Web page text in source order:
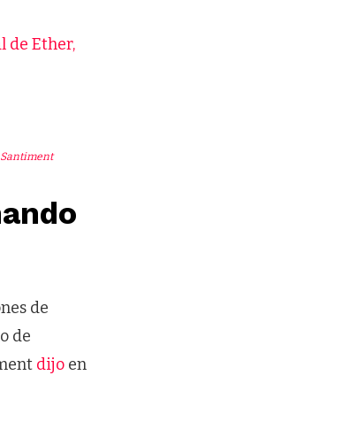
de Ether,
Santiment
de
de
dijo en